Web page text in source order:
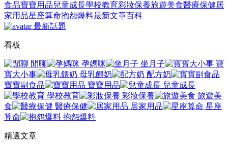
食品寶寶用品兒童成長學校教育彩妝保養旅遊美食醫療保健居
家用品星座算命抱怨爆料最新文章百科
最新話題
看板
閒聊 孕媽咪 坐月子
寶
寶大小事
母乳餵奶
配方奶
寶寶副食品
寶寶用品
兒童成長
學校教育
彩妝保養
旅遊美
食
醫療保健 居家用品
星座
算命
抱怨爆料
精選文章